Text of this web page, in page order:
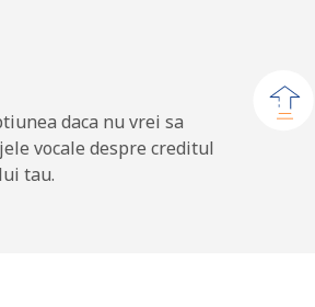
37 min
33 min
daca nu vrei sa
vocale despre creditul
tau.